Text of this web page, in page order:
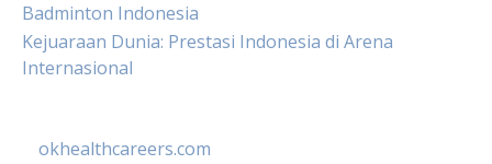
Badminton Indonesia
Kejuaraan Dunia: Prestasi Indonesia di Arena
Internasional
okhealthcareers.com